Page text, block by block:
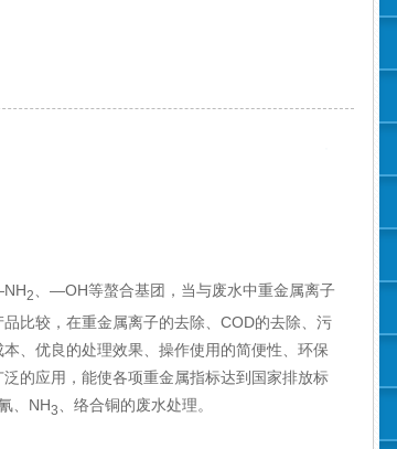
2
、—OH等螯合基团，当与废水中重金属离子
比较，在重金属离子的去除、COD的去除、污
、优良的处理效果、操作使用的简便性、环保
的应用，能使各项重金属指标达到国家排放标
、NH3
、络合铜的废水处理。